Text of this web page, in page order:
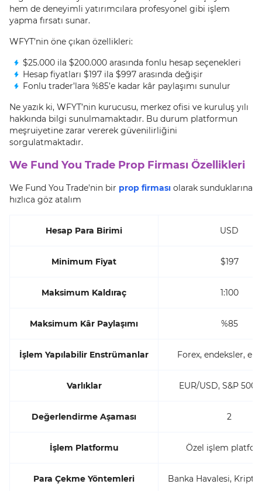
hem de deneyimli yatırımcılara profesyonel gibi işlem
yapma fırsatı sunar.
WFYT’nin öne çıkan özellikleri:
$25.000 ila $200.000 arasında fonlu hesap seçenekleri
Hesap fiyatları $197 ila $997 arasında değişir
Fonlu trader’lara %85’e kadar kâr paylaşımı sunulur
Ne yazık ki, WFYT’nin kurucusu, merkez ofisi ve kuruluş yılı
hakkında bilgi sunulmamaktadır. Bu durum platformun
meşruiyetine zarar vererek güvenilirliğini
sorgulatmaktadır.
We Fund You Trade Prop Firması Özellikleri
We Fund You Trade'nin bir prop firması olarak sunduklarına
hızlıca göz atalım
Hesap Para Birimi USD
Minimum Fiyat $197
Maksimum Kaldıraç 1:100
Maksimum Kâr Paylaşımı %85
İşlem Yapılabilir Enstrümanlar Forex, endeksler,
Varlıklar EUR/USD, S&P 500,
Değerlendirme Aşaması 2
İşlem Platformu Özel işlem
Para Çekme Yöntemleri Banka Havalesi, Kripto